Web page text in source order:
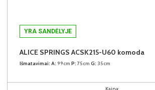
YRA SANDĖLYJE
ALICE SPRINGS ACSK215-U60 komoda
Išmatavimai: A: 99cm P: 75cm G: 35cm